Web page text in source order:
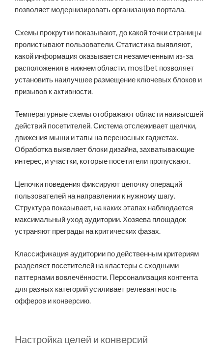
позволяет модернизировать организацию портала.
Схемы прокрутки показывают, до какой точки страницы
пролистывают пользователи. Статистика выявляют,
какой информация оказывается незамеченным из-за
расположения в нижнем области. mostbet позволяет
установить наилучшее размещение ключевых блоков и
призывов к активности.
Температурные схемы отображают области наивысшей
действий посетителей. Система отслеживает щелчки,
движения мыши и тапы на переносных гаджетах.
Обработка выявляет блоки дизайна, захватывающие
интерес, и участки, которые посетители пропускают.
Цепочки поведения фиксируют цепочку операций
пользователей на направлении к нужному шагу.
Структура показывает, на каких этапах наблюдается
максимальный уход аудитории. Хозяева площадок
устраняют преграды на критических фазах.
Классификация аудитории по действенным критериям
разделяет посетителей на кластеры с сходными
паттернами вовлечённости. Персонализация контента
для разных категорий усиливает релевантность
офферов и конверсию.
Настройка целей и конверсий